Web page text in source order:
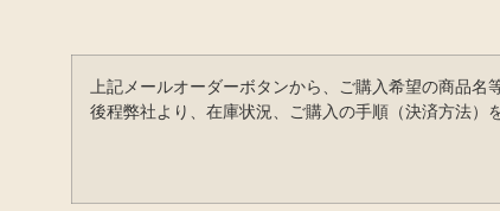
上記メールオーダーボタンから、ご購入希望の商品名
後程弊社より、在庫状況、ご購入の手順（決済方法）